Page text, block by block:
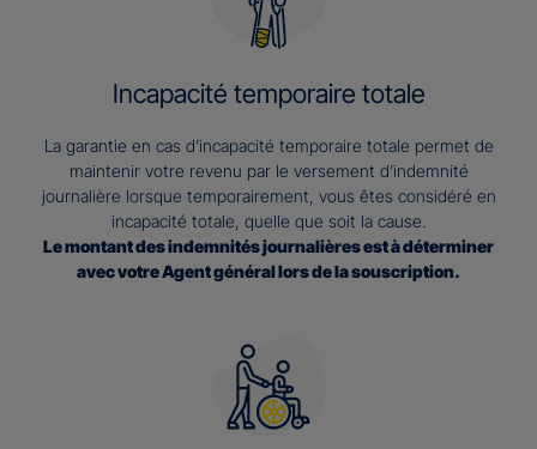
Incapacité temporaire totale
La garantie en cas d’incapacité temporaire totale permet de
maintenir votre revenu par le versement d’indemnité
journalière lorsque temporairement, vous êtes considéré en
incapacité totale, quelle que soit la cause.
Le montant des indemnités journalières est à déterminer
avec votre Agent général lors de la souscription.